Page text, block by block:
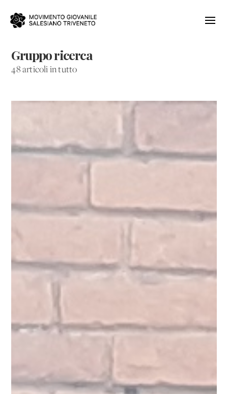
Gruppo ricerca
48 articoli in tutto